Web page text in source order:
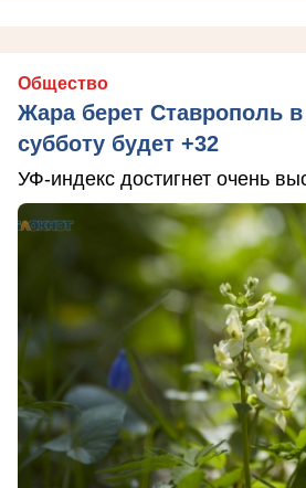
Общество
Жара берет Ставрополь
субботу будет +32
УФ-индекс достигнет очень